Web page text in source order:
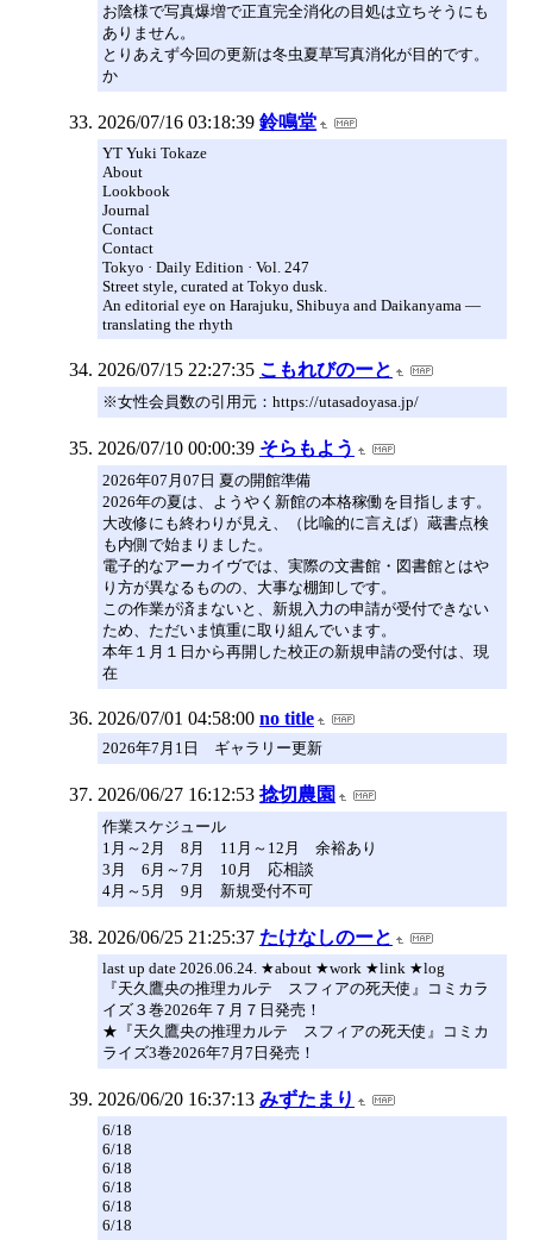
お陰様で写真爆増で正直完全消化の目処は立ちそうにも
ありません。
とりあえず今回の更新は冬虫夏草写真消化が目的です。
か
2026/07/16 03:18:39 鈴鳴堂
YT Yuki Tokaze
About
Lookbook
Journal
Contact
Contact
Tokyo · Daily Edition · Vol. 247
Street style, curated at Tokyo dusk.
An editorial eye on Harajuku, Shibuya and Daikanyama —
translating the rhyth
2026/07/15 22:27:35 こもれびのーと
※女性会員数の引用元：https://utasadoyasa.jp/
2026/07/10 00:00:39 そらもよう
2026年07月07日 夏の開館準備
2026年の夏は、ようやく新館の本格稼働を目指します。
大改修にも終わりが見え、（比喩的に言えば）蔵書点検
も内側で始まりました。
電子的なアーカイヴでは、実際の文書館・図書館とはや
り方が異なるものの、大事な棚卸しです。
この作業が済まないと、新規入力の申請が受付できない
ため、ただいま慎重に取り組んでいます。
本年１月１日から再開した校正の新規申請の受付は、現
在
2026/07/01 04:58:00 no title
2026年7月1日 ギャラリー更新
2026/06/27 16:12:53 捻切農園
作業スケジュール
1月～2月 8月 11月～12月 余裕あり
3月 6月～7月 10月 応相談
4月～5月 9月 新規受付不可
2026/06/25 21:25:37 たけなしのーと
last up date 2026.06.24. ★about ★work ★link ★log
『天久鷹央の推理カルテ スフィアの死天使』コミカラ
イズ３巻2026年７月７日発売！
★『天久鷹央の推理カルテ スフィアの死天使』コミカ
ライズ3巻2026年7月7日発売！
2026/06/20 16:37:13 みずたまり
6/18
6/18
6/18
6/18
6/18
6/18